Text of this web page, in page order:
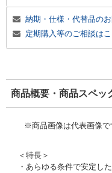
納期・仕様・代替品の
定期購入等のご相談は
商品概要・商品スペッ
※商品画像は代表画像で
＜特長＞
・あらゆる条件で安定し